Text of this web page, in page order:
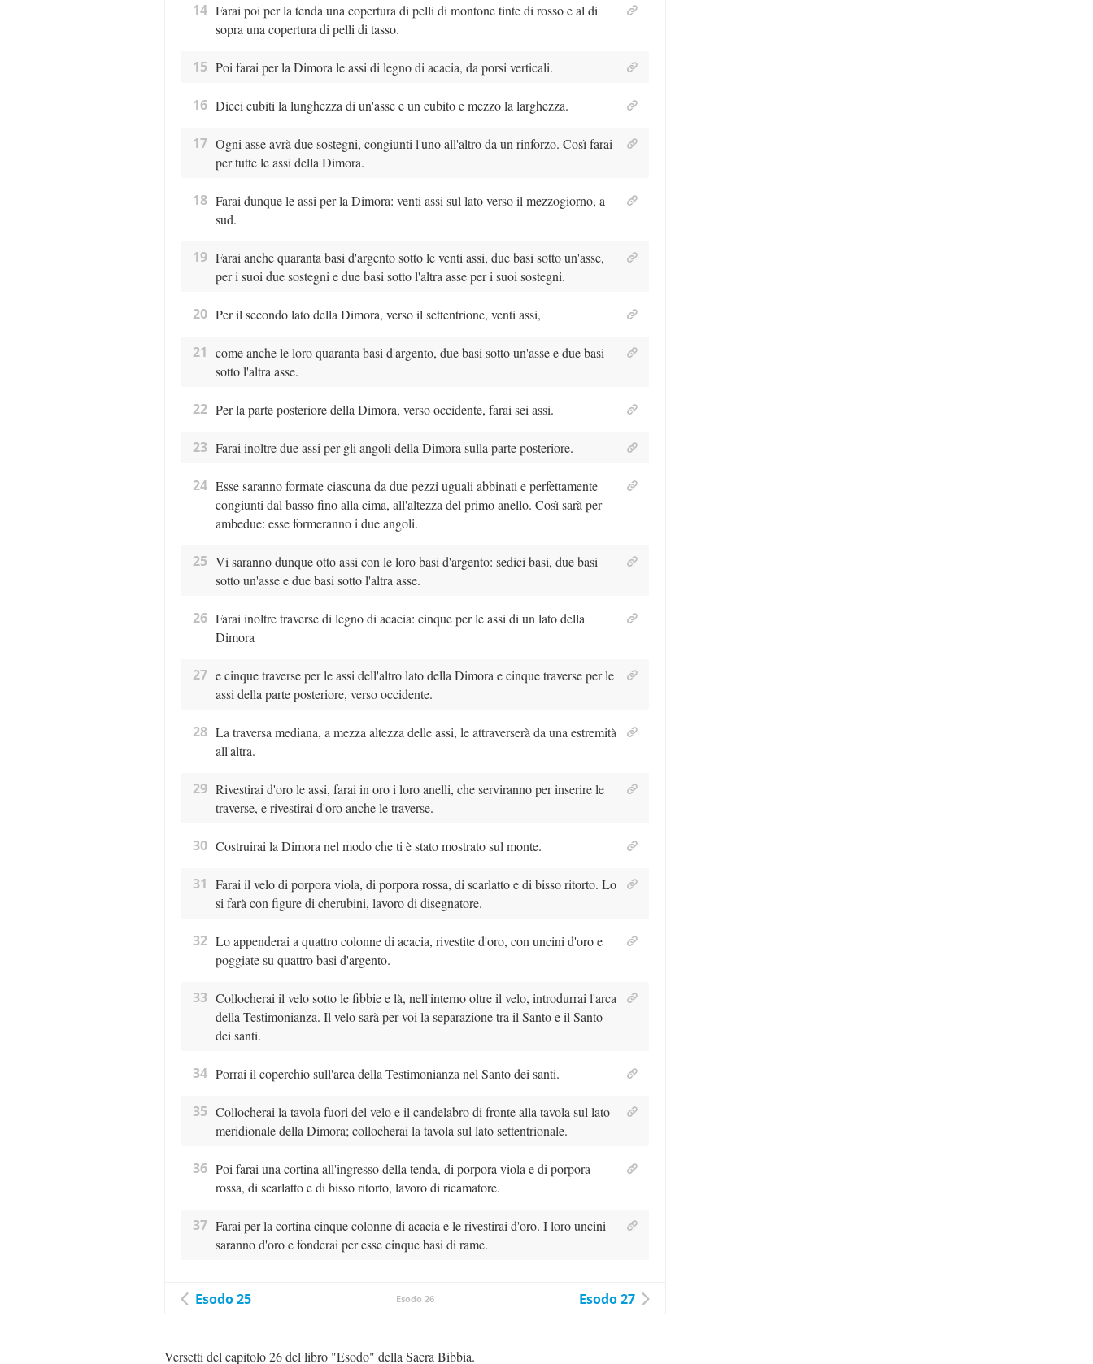
14 Farai poi per la tenda una copertura di pelli di montone tinte di rosso e al di
sopra una copertura di pelli di tasso.
15 Poi farai per la Dimora le assi di legno di acacia, da porsi verticali.
16 Dieci cubiti la lunghezza di un'asse e un cubito e mezzo la larghezza.
17 Ogni asse avrà due sostegni, congiunti l'uno all'altro da un rinforzo. Così farai
per tutte le assi della Dimora.
18 Farai dunque le assi per la Dimora: venti assi sul lato verso il mezzogiorno, a
sud.
19 Farai anche quaranta basi d'argento sotto le venti assi, due basi sotto un'asse,
per i suoi due sostegni e due basi sotto l'altra asse per i suoi sostegni.
20 Per il secondo lato della Dimora, verso il settentrione, venti assi,
21 come anche le loro quaranta basi d'argento, due basi sotto un'asse e due basi
sotto l'altra asse.
22 Per la parte posteriore della Dimora, verso occidente, farai sei assi.
23 Farai inoltre due assi per gli angoli della Dimora sulla parte posteriore.
24 Esse saranno formate ciascuna da due pezzi uguali abbinati e perfettamente
congiunti dal basso fino alla cima, all'altezza del primo anello. Così sarà per
ambedue: esse formeranno i due angoli.
25 Vi saranno dunque otto assi con le loro basi d'argento: sedici basi, due basi
sotto un'asse e due basi sotto l'altra asse.
26 Farai inoltre traverse di legno di acacia: cinque per le assi di un lato della
Dimora
27 e cinque traverse per le assi dell'altro lato della Dimora e cinque traverse per le
assi della parte posteriore, verso occidente.
28 La traversa mediana, a mezza altezza delle assi, le attraverserà da una estremità
all'altra.
29 Rivestirai d'oro le assi, farai in oro i loro anelli, che serviranno per inserire le
traverse, e rivestirai d'oro anche le traverse.
30 Costruirai la Dimora nel modo che ti è stato mostrato sul monte.
31 Farai il velo di porpora viola, di porpora rossa, di scarlatto e di bisso ritorto. Lo
si farà con figure di cherubini, lavoro di disegnatore.
32 Lo appenderai a quattro colonne di acacia, rivestite d'oro, con uncini d'oro e
poggiate su quattro basi d'argento.
33 Collocherai il velo sotto le fibbie e là, nell'interno oltre il velo, introdurrai l'arca
della Testimonianza. Il velo sarà per voi la separazione tra il Santo e il Santo
dei santi.
34 Porrai il coperchio sull'arca della Testimonianza nel Santo dei santi.
35 Collocherai la tavola fuori del velo e il candelabro di fronte alla tavola sul lato
meridionale della Dimora; collocherai la tavola sul lato settentrionale.
36 Poi farai una cortina all'ingresso della tenda, di porpora viola e di porpora
rossa, di scarlatto e di bisso ritorto, lavoro di ricamatore.
37 Farai per la cortina cinque colonne di acacia e le rivestirai d'oro. I loro uncini
saranno d'oro e fonderai per esse cinque basi di rame.
Esodo 25 Esodo 26 Esodo 27
Versetti del capitolo 26 del libro "Esodo" della Sacra Bibbia.